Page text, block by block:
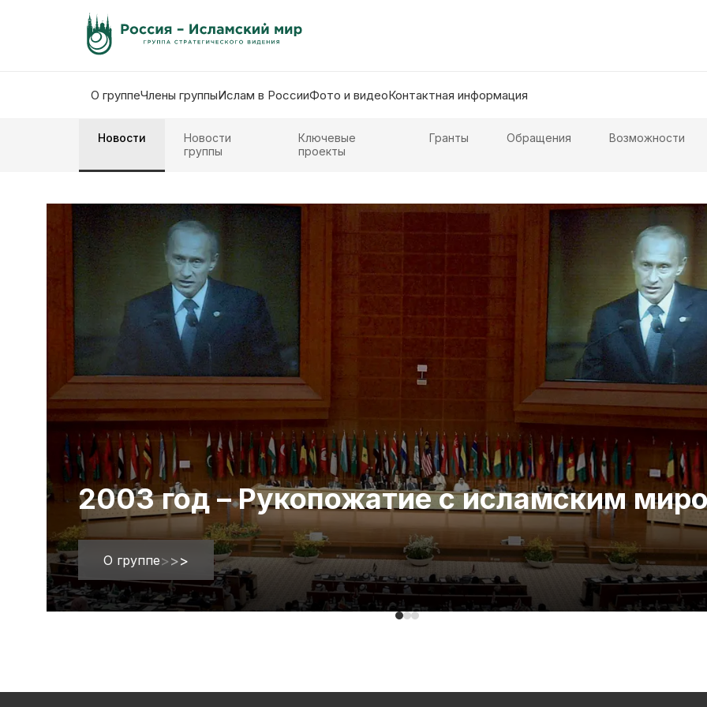
О группеЧлены группыИслам в РоссииФото и видеоКонтактная информация
Новости
Новости
группы
Ключевые
проекты
Гранты Обращения Возможности
2003 год – Рукопожатие с исламским
О группе>>>